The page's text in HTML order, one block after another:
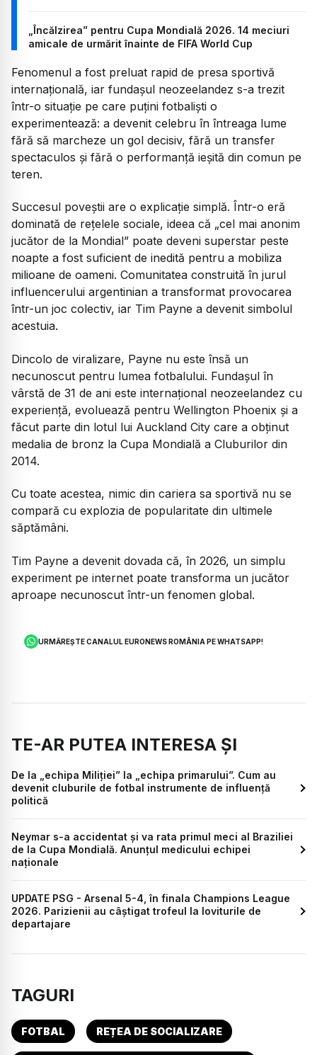
„Încălzirea” pentru Cupa Mondială 2026. 14 meciuri
amicale de urmărit înainte de FIFA World Cup
Fenomenul a fost preluat rapid de presa sportivă
internațională, iar fundașul neozeelandez s-a trezit
într-o situație pe care puțini fotbaliști o
experimentează: a devenit celebru în întreaga lume
fără să marcheze un gol decisiv, fără un transfer
spectaculos și fără o performanță ieșită din comun pe
teren.
Succesul poveștii are o explicație simplă. Într-o eră
dominată de rețelele sociale, ideea că „cel mai anonim
jucător de la Mondial” poate deveni superstar peste
noapte a fost suficient de inedită pentru a mobiliza
milioane de oameni. Comunitatea construită în jurul
influencerului argentinian a transformat provocarea
într-un joc colectiv, iar Tim Payne a devenit simbolul
acestuia.
Dincolo de viralizare, Payne nu este însă un
necunoscut pentru lumea fotbalului. Fundașul în
vârstă de 31 de ani este internațional neozeelandez cu
experiență, evoluează pentru Wellington Phoenix și a
făcut parte din lotul lui Auckland City care a obținut
medalia de bronz la Cupa Mondială a Cluburilor din
2014.
Cu toate acestea, nimic din cariera sa sportivă nu se
compară cu explozia de popularitate din ultimele
săptămâni.
Tim Payne a devenit dovada că, în 2026, un simplu
experiment pe internet poate transforma un jucător
aproape necunoscut într-un fenomen global.
URMĂREȘTE CANALUL EURONEWS ROMÂNIA PE WHATSAPP!
TE-AR PUTEA INTERESA ȘI
De la „echipa Miliției” la „echipa primarului”. Cum au
devenit cluburile de fotbal instrumente de influență
politică
Neymar s-a accidentat și va rata primul meci al Braziliei
de la Cupa Mondială. Anunțul medicului echipei
naționale
UPDATE PSG - Arsenal 5-4, în finala Champions League
2026. Parizienii au câștigat trofeul la loviturile de
departajare
TAGURI
FOTBAL REȚEA DE SOCIALIZARE